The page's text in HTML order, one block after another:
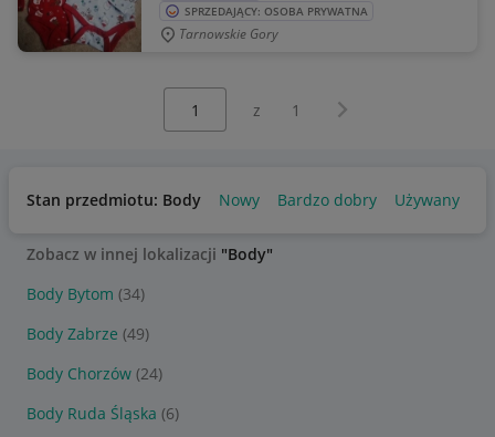
SPRZEDAJĄCY: OSOBA PRYWATNA
Tarnowskie Gory
z 1 Następna strona
Stan przedmiotu: Body Nowy Bardzo dobry Używany
Zobacz w innej lokalizacji "Body"
Body Bytom (34)
Body Zabrze (49)
Body Chorzów (24)
Body Ruda Śląska (6)